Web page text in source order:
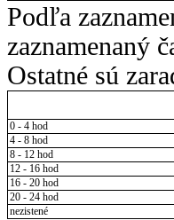
Podľa
zaznamenaný
Ostatné sú
0 - 4 hod
4 - 8 hod
8 - 12 hod
12 - 16 hod
16 - 20 hod
20 - 24 hod
nezistené